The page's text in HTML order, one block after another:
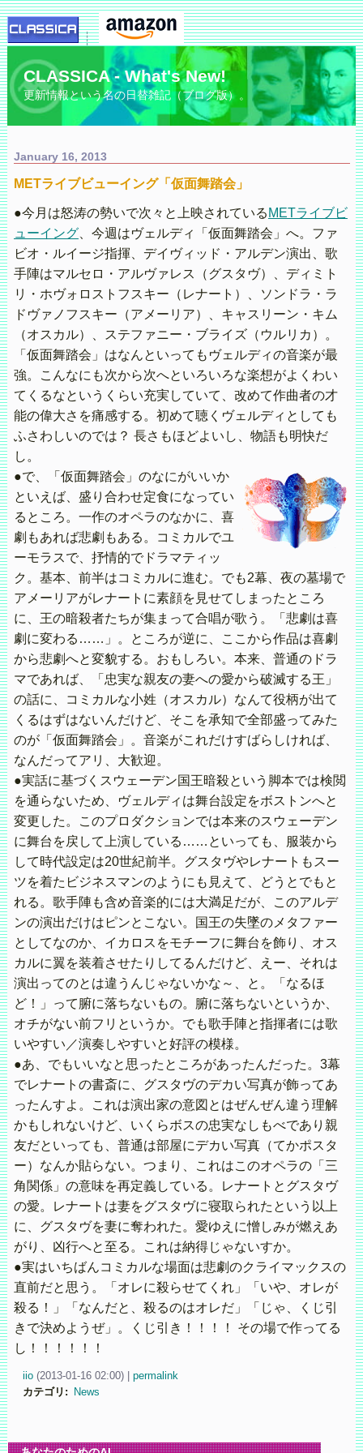
CLASSICA - What's New!
更新情報という名の日替雑記（ブログ版）。
January 16, 2013
METライブビューイング「仮面舞踏会」
●今月は怒涛の勢いで次々と上映されている METライブビ
ューイング、今週はヴェルディ「仮面舞踏会」へ。ファ
ビオ・ルイージ指揮、デイヴィッド・アルデン演出、歌
手陣はマルセロ・アルヴァレス（グスタヴ）、ディミト
リ・ホヴォロストフスキー（レナート）、ソンドラ・ラ
ドヴァノフスキー（アメーリア）、キャスリーン・キム
（オスカル）、ステファニー・ブライズ（ウルリカ）。
「仮面舞踏会」はなんといってもヴェルディの音楽が最
強。こんなにも次から次へといろいろな楽想がよくわい
てくるなというくらい充実していて、改めて作曲者の才
能の偉大さを痛感する。初めて聴くヴェルディとしても
ふさわしいのでは？ 長さもほどよいし、物語も明快だ
し。
●で、「仮面舞踏会」のなにがいいか
といえば、盛り合わせ定食になってい
るところ。一作のオペラのなかに、喜
劇もあれば悲劇もある。コミカルでユ
ーモラスで、抒情的でドラマティッ
ク。基本、前半はコミカルに進む。でも2幕、夜の墓場で
アメーリアがレナートに素顔を見せてしまったところ
に、王の暗殺者たちが集まって合唱が歌う。「悲劇は喜
劇に変わる……」。ところが逆に、ここから作品は喜劇
から悲劇へと変貌する。おもしろい。本来、普通のドラ
マであれば、「忠実な親友の妻への愛から破滅する王」
の話に、コミカルな小姓（オスカル）なんて役柄が出て
くるはずはないんだけど、そこを承知で全部盛ってみた
のが「仮面舞踏会」。音楽がこれだけすばらしければ、
なんだってアリ、大歓迎。
●実話に基づくスウェーデン国王暗殺という脚本では検閲
を通らないため、ヴェルディは舞台設定をボストンへと
変更した。このプロダクションでは本来のスウェーデン
に舞台を戻して上演している……といっても、服装から
して時代設定は20世紀前半。グスタヴやレナートもスー
ツを着たビジネスマンのようにも見えて、どうとでもと
れる。歌手陣も含め音楽的には大満足だが、このアルデ
ンの演出だけはピンとこない。国王の失墜のメタファー
としてなのか、イカロスをモチーフに舞台を飾り、オス
カルに翼を装着させたりしてるんだけど、えー、それは
演出ってのとは違うんじゃないかな～、と。「なるほ
ど！」って腑に落ちないもの。腑に落ちないというか、
オチがない前フリというか。でも歌手陣と指揮者には歌
いやすい／演奏しやすいと好評の模様。
●あ、でもいいなと思ったところがあったんだった。3幕
でレナートの書斎に、グスタヴのデカい写真が飾ってあ
ったんすよ。これは演出家の意図とはぜんぜん違う理解
かもしれないけど、いくらボスの忠実なしもべであり親
友だといっても、普通は部屋にデカい写真（てかポスタ
ー）なんか貼らない。つまり、これはこのオペラの「三
角関係」の意味を再定義している。レナートとグスタヴ
の愛。レナートは妻をグスタヴに寝取られたという以上
に、グスタヴを妻に奪われた。愛ゆえに憎しみが燃えあ
がり、凶行へと至る。これは納得じゃないすか。
●実はいちばんコミカルな場面は悲劇のクライマックスの
直前だと思う。「オレに殺らせてくれ」「いや、オレが
殺る！」「なんだと、殺るのはオレだ」「じゃ、くじ引
きで決めようぜ」。くじ引き！！！！ その場で作ってる
し！！！！！！
iio (2013-01-16 02:00)
permalink
カテゴリ : News